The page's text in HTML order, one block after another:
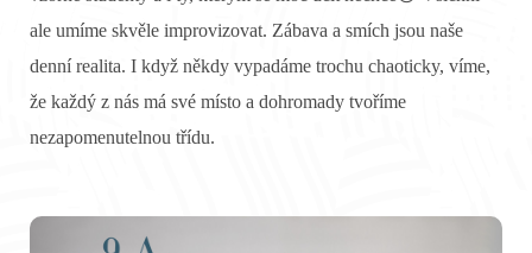
ale umíme skvěle improvizovat. Zábava a smích jsou naše
denní realita. I když někdy vypadáme trochu chaoticky, víme,
že každý z nás má své místo a dohromady tvoříme
nezapomenutelnou třídu.